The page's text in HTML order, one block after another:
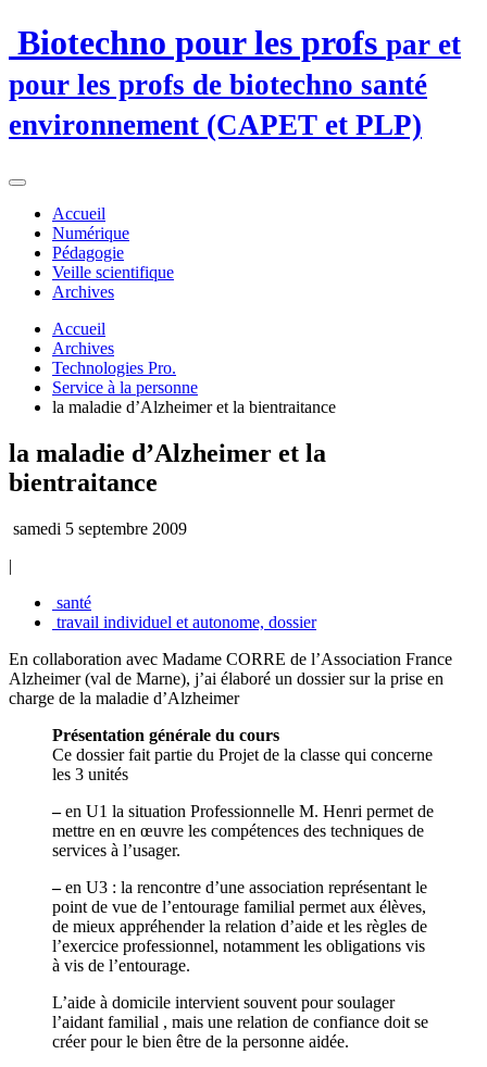
Biotechno pour les profs par et
pour les profs de biotechno santé
environnement (CAPET et PLP)
Accueil
Numérique
Pédagogie
Veille scientifique
Archives
Accueil
Archives
Technologies Pro.
Service à la personne
la maladie d’Alzheimer et la bientraitance
la maladie d’Alzheimer et la
bientraitance
samedi 5 septembre 2009
|
santé
travail individuel et autonome, dossier
En collaboration avec Madame CORRE de l’Association France
Alzheimer (val de Marne), j’ai élaboré un dossier sur la prise en
charge de la maladie d’Alzheimer
Présentation générale du cours
Ce dossier fait partie du Projet de la classe qui concerne
les 3 unités
–en U1 la situation Professionnelle M. Henri permet de
mettre en en œuvre les compétences des techniques de
services à l’usager.
–en U3 : la rencontre d’une association représentant le
point de vue de l’entourage familial permet aux élèves,
de mieux appréhender la relation d’aide et les règles de
l’exercice professionnel, notamment les obligations vis
à vis de l’entourage.
L’aide à domicile intervient souvent pour soulager
l’aidant familial , mais une relation de confiance doit se
créer pour le bien être de la personne aidée.